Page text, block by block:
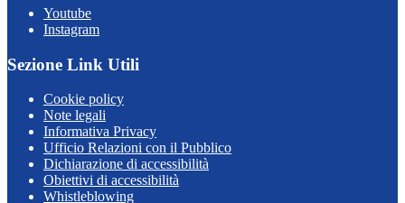
Youtube
Instagram
Sezione Link Utili
Cookie policy
Note legali
Informativa Privacy
Ufficio Relazioni con il Pubblico
Dichiarazione di accessibilità
Obiettivi di accessibilità
Whistleblowing